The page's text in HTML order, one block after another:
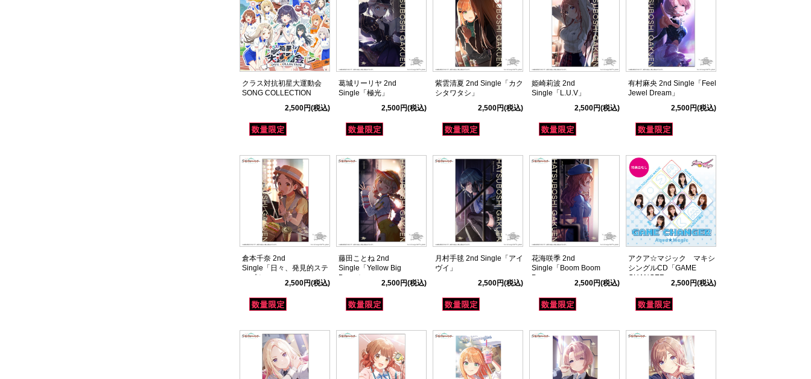
クラス対抗初星大運動会
SONG COLLECTION
2,500円(税込)
葛城リーリヤ 2nd
Single「極光」
2,500円(税込)
紫雲清夏 2nd Single「カク
シタワタシ」
2,500円(税込)
姫崎莉波 2nd
Single「L.U.V」
2,500円(税込)
有村麻央 2nd Single「Feel
Jewel Dream」
2,500円(税込)
倉本千奈 2nd
Single「日々、発見的ステ
ップ！」
2,500円(税込)
藤田ことね 2nd
Single「Yellow Big
Bang！」
2,500円(税込)
月村手毬 2nd Single「アイ
ヴイ」
2,500円(税込)
花海咲季 2nd
Single「Boom Boom
Pow」
2,500円(税込)
アクア☆マジック マキシ
シングルCD「GAME
CHANGER」
2,500円(税込)